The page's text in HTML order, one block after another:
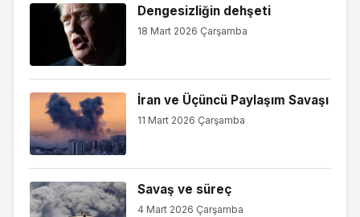
Dengesizliğin dehşeti
18 Mart 2026 Çarşamba
İran ve Üçüncü Paylaşım Savaşı
11 Mart 2026 Çarşamba
Savaş ve süreç
4 Mart 2026 Çarşamba